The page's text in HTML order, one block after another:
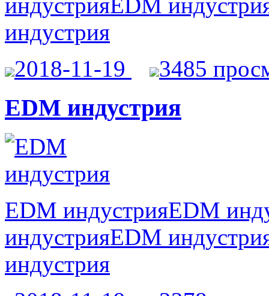
индустрияEDM
индустрия
2018-11-19
3485
EDM индустрия
EDM индустрияEDM
индустрияEDM
индустрия